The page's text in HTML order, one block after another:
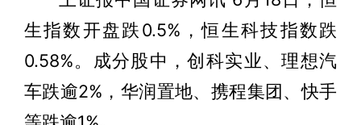
生指数开盘跌0.5%，恒生科技指数跌
0.58%。成分股中，创科实业、理想汽
车跌逾2%，华润置地、携程集团、快手